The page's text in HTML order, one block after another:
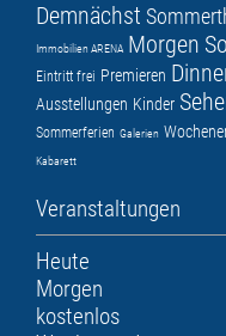
Demnächst
Immobilien ARENA Morgen
Eintritt frei Premieren
Ausstellungen Kinder
Sommerferien Galerien
Kabarett
Veranstaltungen
Heute
Morgen
kostenlos